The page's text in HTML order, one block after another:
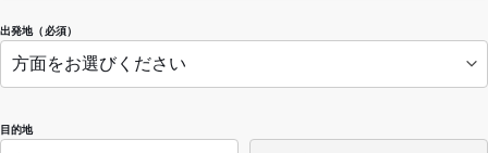
出発地（必須）
目的地